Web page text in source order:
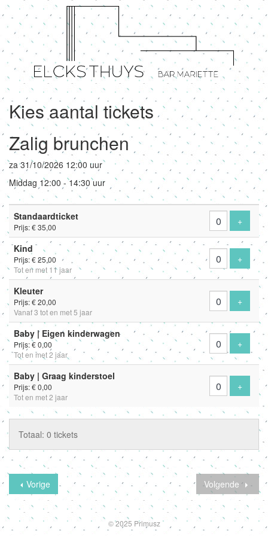
Kies aantal tickets
Zalig brunchen
za 31/10/2026 12:00 uur
Middag 12:00 - 14:30 uur
Aantal
Standaardticket
Prijs: € 35,00
+Voeg
Kind
Prijs: € 25,00
Tot en met 11 jaar
+Voeg
Kleuter
Prijs: € 20,00
Vanaf 3 tot en met 5 jaar
+Voeg
Baby | Eigen kinderwagen
Prijs: € 0,00
Tot en met 2 jaar
+Voeg
Baby | Graag kinderstoel
Prijs: € 0,00
Tot en met 2 jaar
+Voeg
Totaal: 0 tickets
Vorige Volgende
© 2025 Primusz